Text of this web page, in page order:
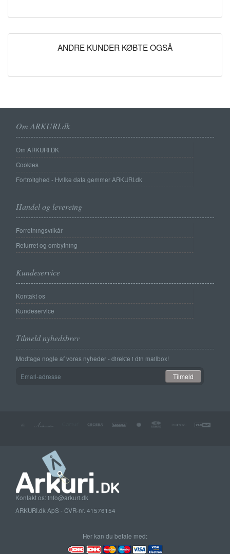
ANDRE KUNDER KØBTE OGSÅ
Om ARKURI.dk
Om ARKURI.DK
Cookies
Fortrolighed - Hvilke data gemmer ARKURI.dk
Handel og levereing
Forretningsvilkår
Returret og ombytning
Kundeservice
Kontakt os
Kundeservice
Tilmeld nyhedsbrev
Modtage nogle af vores nyheder - direkte i din mailbox!
adresse
Tilmeld
Kontakt os: info@arkuri.dk
ARKURI.dk ApS - CVR-nr. 41576154
Her kan du betale med: